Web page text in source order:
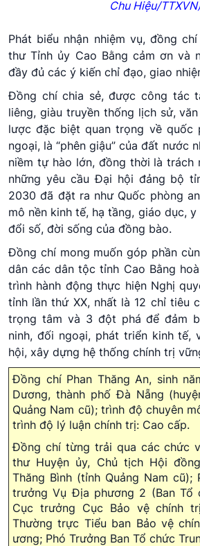
Chu Hiệu/
Phát biểu nhận nhiệm vụ, đồng
thư Tỉnh ủy Cao Bằng cảm ơn và
đầy đủ các ý kiến chỉ đạo, giao
Đồng chí chia sẻ, được công tác
liêng, giàu truyền thống lịch sử,
lược đặc biệt quan trọng về quốc
ngoại, là “phên giậu” của đất nước
niềm tự hào lớn, đồng thời là trách
những yêu cầu Đại hội đảng bộ
2030 đã đặt ra như Quốc phòng
mô nền kinh tế, hạ tầng, giáo dục,
đổi số, đời sống của đồng bào.
Đồng chí mong muốn góp phần
dân các dân tộc tỉnh Cao Bằng
trình hành động thực hiện Nghị
tỉnh lần thứ XX, nhất là 12 chỉ tiêu
trọng tâm và 3 đột phá để đảm
ninh, đối ngoại, phát triển kinh tế,
hội, xây dựng hệ thống chính trị
Đồng chí Phan Thăng An, sinh
Dương, thành phố Đà Nẵng
Quảng Nam cũ); trình độ chuyên
trình độ lý luận chính trị: Cao cấp.
Đồng chí từng trải qua các chức
thư Huyện ủy, Chủ tịch Hội
Thăng Bình (tỉnh Quảng Nam cũ);
trưởng Vụ Địa phương 2 (Ban Tổ
Cục trưởng Cục Bảo vệ chính
Thường trực Tiểu ban Bảo vệ
ương; Phó Trưởng Ban Tổ chức